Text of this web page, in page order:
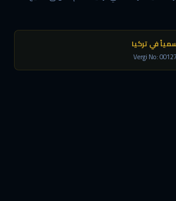
في تركيا
Vergi No: